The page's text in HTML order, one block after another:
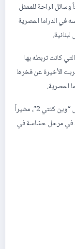
وسائل الراحة للممثل
في الدراما المصرية
كانت تربطه بها
الأخيرة عن فخرها
المصرية.
بدوره نيكولا هنأ ريتا على نجاحها الكبير في مسلسل “وين كنتي 2″، مشيراً
في مرحل حسّاسة في